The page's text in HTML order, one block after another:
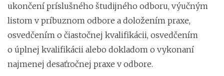
ukončení príslušného študijného odboru, výučným
listom v príbuznom odbore a doložením praxe,
osvedčením o čiastočnej kvalifikácii, osvedčením
o úplnej kvalifikácii alebo dokladom o vykonaní
najmenej desaťročnej praxe v odbore.